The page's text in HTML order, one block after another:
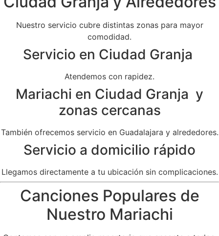
Nuestro servicio cubre distintas zonas para mayor
comodidad.
Servicio en Ciudad Granja
Atendemos con rapidez.
Mariachi en Ciudad Granja y
zonas cercanas
También ofrecemos servicio en Guadalajara y alrededores.
Servicio a domicilio rápido
Llegamos directamente a tu ubicación sin complicaciones.
Canciones Populares de
Nuestro Mariachi